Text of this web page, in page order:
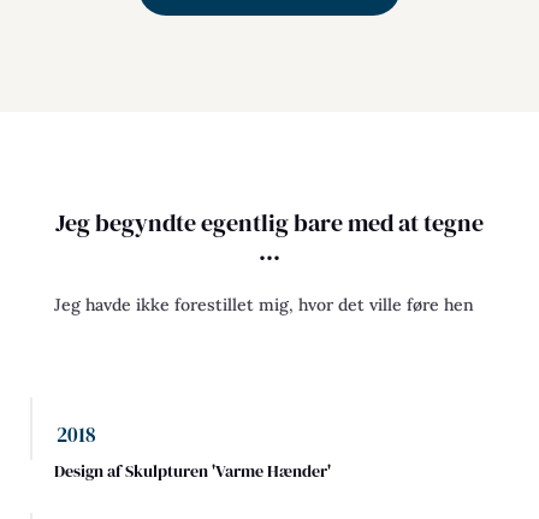
Jeg begyndte egentlig bare med at tegne
...
Jeg havde ikke forestillet mig, hvor det ville føre hen
2018
Design af Skulpturen 'Varme Hænder'